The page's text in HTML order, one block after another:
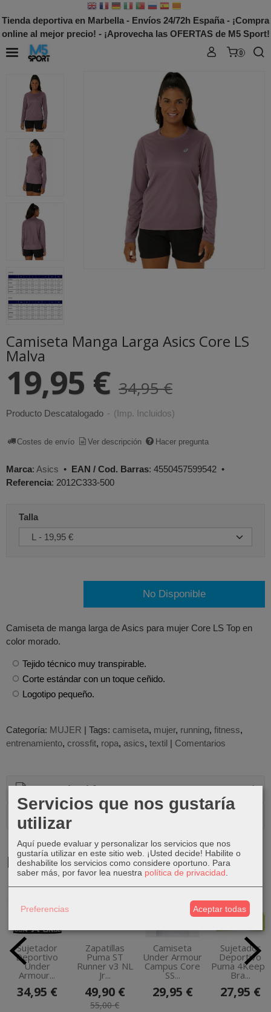
Tienda deportiva en Marbella - Envíos 24/72h España - ¡Compra
online al mejor precio! - ¡Aprovecha las OFERTAS de M5 Sport!
0
Camiseta Manga Larga Asics Core LS
Malva
19,95 € 34,95 €
Producto Descatalogado - (Imp. Incluidos)
Costes de envío Ver descripción Hacer pregunta
Marca: Asics • EAN / Cod. Barras: 4550457599542 •
Referencia: 2012C333-500
Talla
No Disponible
Camiseta de manga larga de Asics para mujer Core LS Top en
color morado.
Tejido técnico muy transpirable.
Corte estándar con un toque ceñido.
Logotipo pequeño.
Categoría: MUJER | Tags: camiseta mujer running fitness
entrenamiento crossfit ropa asics textil | Comentarios
Descripción
Comentarios
Productos Relacionados
Sujetador
Deportivo
Under
Armour...
34,95 €
-9 %
Zapatillas
Puma ST
Runner v3 NL
Jr...
49,90 €
55,00 €
Camiseta
Under Armour
Campus Core
SS...
29,95 €
Sujetador
Deportivo
Puma 4Keeps
Bra...
27,95 €
Servicios que nos gustaría
utilizar
Aquí puede evaluar y personalizar los servicios que nos
gustaría utilizar en este sitio web. ¡Usted decide! Habilite o
deshabilite los servicios como considere oportuno. Para
saber más, por favor lea nuestra política de privacidad
Preferencias Aceptar todas